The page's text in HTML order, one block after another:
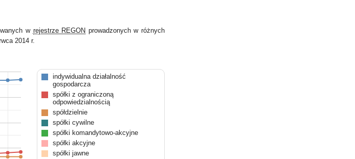
w rejestrze REGON prowadzonych w różnych
2014 r.
indywidualna działalność
gospodarcza
spółki z ograniczoną
odpowiedzialnością
spółdzielnie
spółki cywilne
spółki komandytowo-akcyjne
spółki akcyjne
spółki jawne